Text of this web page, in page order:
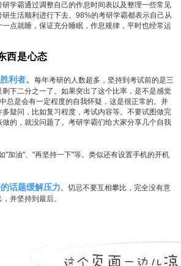
学霸通过调整自己的作息时间表以及整理一些常见
生活顺利进行下去。98%的考研学霸都表示自己从
点就睡，保证充分睡眠，作息规律，平时也经常运
西是心态
利者。 每年考研的人数超多，坚持到考试前的是三
下二分之一了。如果突出了这个比率，是不是感觉
总是会有一定程度的自我怀疑，这是很正常的。并
疑问，比如复习程度，考试内容等。不要试图做完
的，就没问题了。考研学霸们给大家分享几个自我
"加油"、"再坚持一下"等。类似还有设置手机的开机
话题缓解压力。切忌不要互相攀比，完全没有意
并坚持到最后。